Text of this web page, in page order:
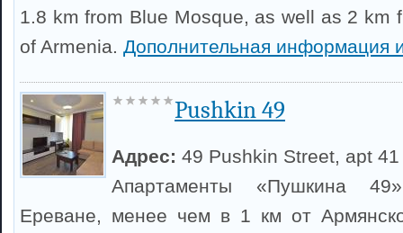
1.8 km from Blue Mosque, as well as 2 km
of Armenia. Дополнительная информация
Pushkin 49
Адрес: 49 Pushkin Street, apt 41
Апартаменты «Пушкина
Ереване, менее чем в 1 км от